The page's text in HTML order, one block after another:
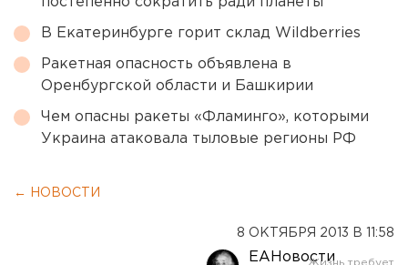
В Екатеринбурге горит склад Wildberries
Ракетная опасность объявлена в
Оренбургской области и Башкирии
Чем опасны ракеты «Фламинго», которыми
Украина атаковала тыловые регионы РФ
← НОВОСТИ
8 ОКТЯБРЯ 2013 В 11:58
ЕАНовости